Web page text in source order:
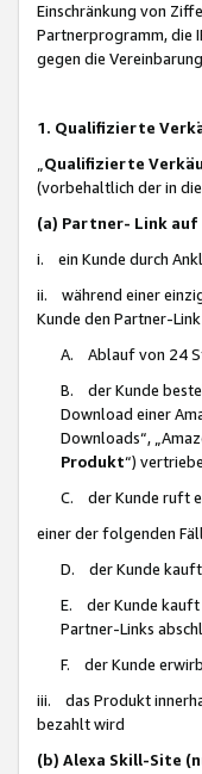
Einschränkung von
Partnerprogramm, die
gegen die
1. Qualifizierte
Qualifizierte
(vorbehaltlich der in
(a) Partner- Link auf
i. ein Kunde durch
ii. während einer
Kunde den Partner-
A. Ablauf von 24
B. der Kunde
Download einer
Downloads“,
Produkt“)
C. der Kunde ruft
einer der folgenden
D. der Kunde
E. der Kunde kauft
Partner-Links
F. der Kunde
iii. das Produkt
bezahlt wird
(b) Alexa Skill-Site